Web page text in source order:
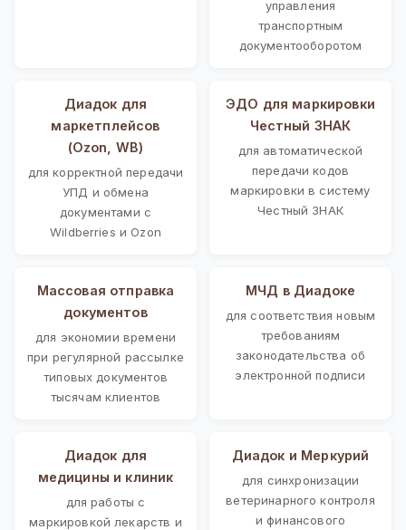
управления
транспортным
документооборотом
Диадок для
маркетплейсов
(Ozon, WB)
для корректной передачи
УПД и обмена
документами с
Wildberries и Ozon
ЭДО для маркировки
Честный ЗНАК
для автоматической
передачи кодов
маркировки в систему
Честный ЗНАК
Массовая отправка
документов
для экономии времени
при регулярной рассылке
типовых документов
тысячам клиентов
МЧД в Диадоке
для соответствия новым
требованиям
законодательства об
электронной подписи
Диадок для
медицины и клиник
для работы с
маркировкой лекарств и
Диадок и Меркурий
для синхронизации
ветеринарного контроля
и финансового